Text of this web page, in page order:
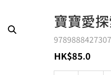
寶寶愛
9789888427307
HK$85.0